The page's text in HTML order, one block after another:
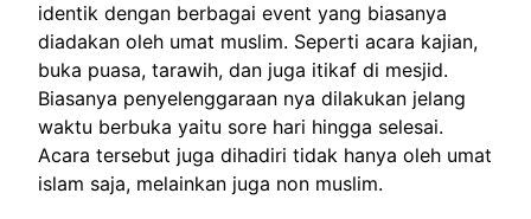
identik dengan berbagai event yang biasanya
diadakan oleh umat muslim. Seperti acara kajian,
buka puasa, tarawih, dan juga itikaf di mesjid.
Biasanya penyelenggaraan nya dilakukan jelang
waktu berbuka yaitu sore hari hingga selesai.
Acara tersebut juga dihadiri tidak hanya oleh umat
islam saja, melainkan juga non muslim.